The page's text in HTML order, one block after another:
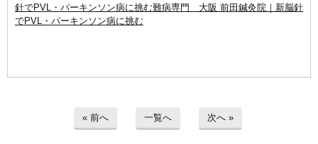
針でPVL・パーキンソン病に挑む難病専門 大阪 前田鍼灸院｜新脳針
でPVL・パーキンソン病に挑む
« 前へ 一覧へ 次へ »